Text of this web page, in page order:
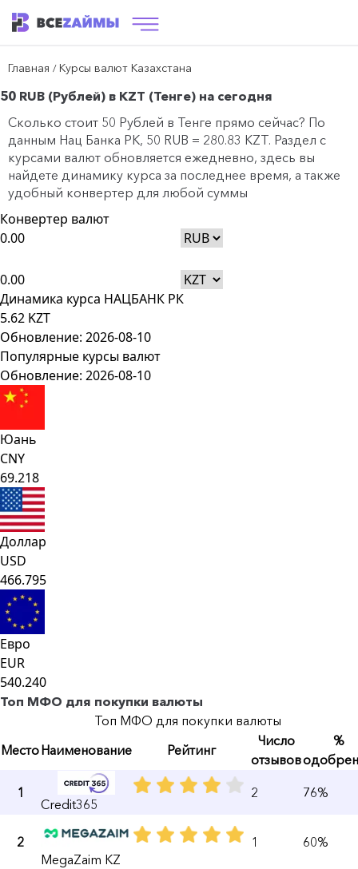
Главная / Курсы валют Казахстана
50 RUB (Рублей) в KZT (Тенге) на сегодня
Сколько стоит 50 Рублей в Тенге прямо сейчас? По
данным Нац Банка РК, 50 RUB = 280.83 KZT. Раздел с
курсами валют обновляется ежедневно, здесь вы
найдете динамику курса за последнее время, а также
удобный конвертер для любой суммы
Конвертер валют
RUB
KZT
Динамика курса НАЦБАНК РК
5.62 KZT
Обновление: 2026-08-10
Популярные курсы валют
Обновление: 2026-08-10
Юань
CNY
69.218
Доллар
USD
466.795
Евро
EUR
540.240
Топ МФО для покупки валюты
Топ МФО для покупки валюты
Место Наименование Рейтинг
Число
отзывов
%
1
Credit365
2 76%
2
MegaZaim KZ
1 60%